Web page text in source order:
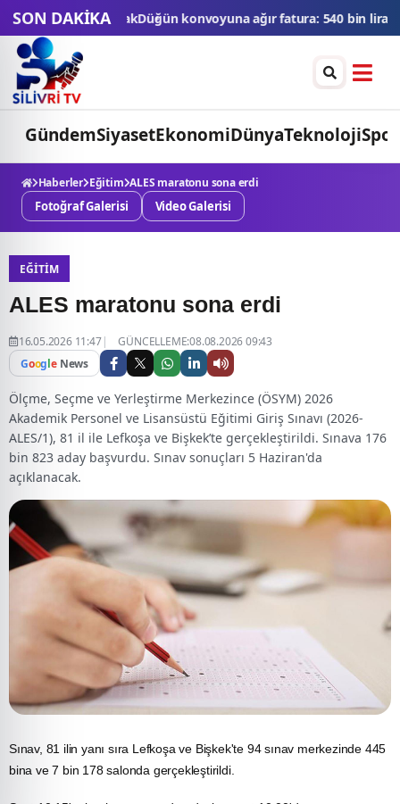
SON DAKİKA
konvoyuna ağır fatura: 540 bin lira ceza, 6 araç trafikten men
GündemSiyasetEkonomiDünyaTeknolojiSpor
Haberler Eğitim ALES maratonu sona erdi
Fotoğraf Galerisi Video Galerisi
EĞITIM
ALES maratonu sona erdi
16.05.2026 11:47
GÜNCELLEME:08.08.2026 09:43
Google News
Ölçme, Seçme ve Yerleştirme Merkezince (ÖSYM) 2026
Akademik Personel ve Lisansüstü Eğitimi Giriş Sınavı (2026-
ALES/1), 81 il ile Lefkoşa ve Bişkek’te gerçekleştirildi. Sınava 176
bin 823 aday başvurdu. Sınav sonuçları 5 Haziran'da
açıklanacak.
Sınav, 81 ilin yanı sıra Lefkoşa ve Bişkek'te 94 sınav merkezinde 445
bina ve 7 bin 178 salonda gerçekleştirildi.